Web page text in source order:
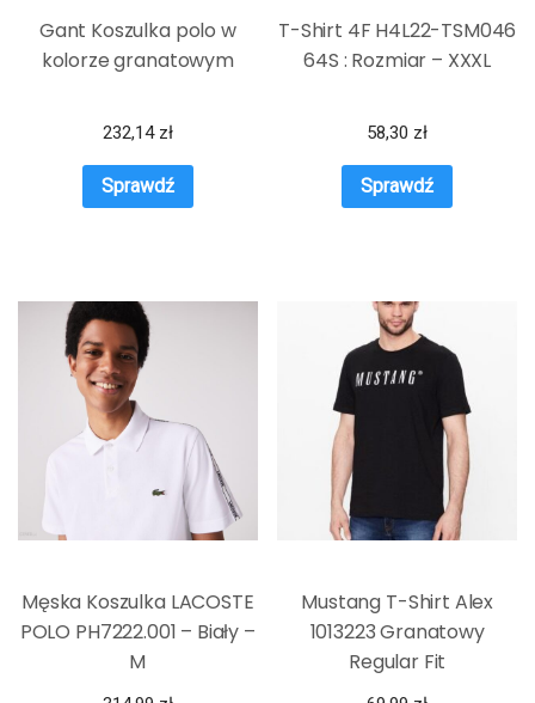
Gant Koszulka polo w
kolorze granatowym
232,14 zł
Sprawdź
T-Shirt 4F H4L22-TSM046
64S : Rozmiar – XXXL
58,30 zł
Sprawdź
Męska Koszulka LACOSTE
POLO PH7222.001 – Biały –
M
Mustang T-Shirt Alex
1013223 Granatowy
Regular Fit